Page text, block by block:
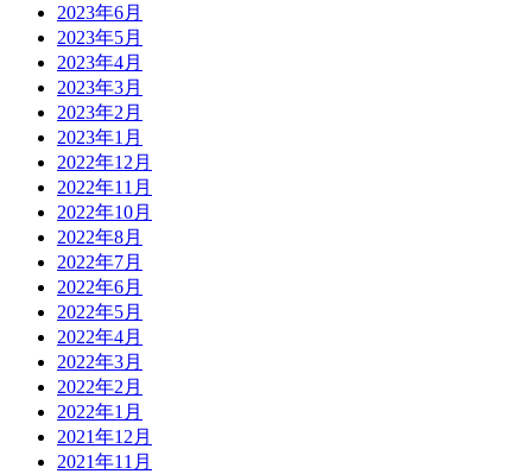
2023年6月
2023年5月
2023年4月
2023年3月
2023年2月
2023年1月
2022年12月
2022年11月
2022年10月
2022年8月
2022年7月
2022年6月
2022年5月
2022年4月
2022年3月
2022年2月
2022年1月
2021年12月
2021年11月